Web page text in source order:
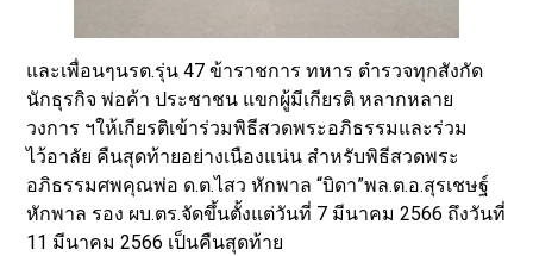
และเพื่อนๆนรต.รุ่น 47 ข้าราชการ ทหาร ตำรวจทุกสังกัด
นักธุรกิจ พ่อค้า ประชาชน แขกผู้มีเกียรติ หลากหลาย
วงการ ฯให้เกียรติเข้าร่วมพิธีสวดพระอภิธรรมและร่วม
ไว้อาลัย คืนสุดท้ายอย่างเนืองแน่น สำหรับพิธีสวดพระ
อภิธรรมศพคุณพ่อ ด.ต.ไสว หักพาล “บิดา”พล.ต.อ.สุรเชษฐ์
หักพาล รอง ผบ.ตร.จัดขึ้นตั้งแต่วันที่ 7 มีนาคม 2566 ถึงวันที่
11 มีนาคม 2566 เป็นคืนสุดท้าย